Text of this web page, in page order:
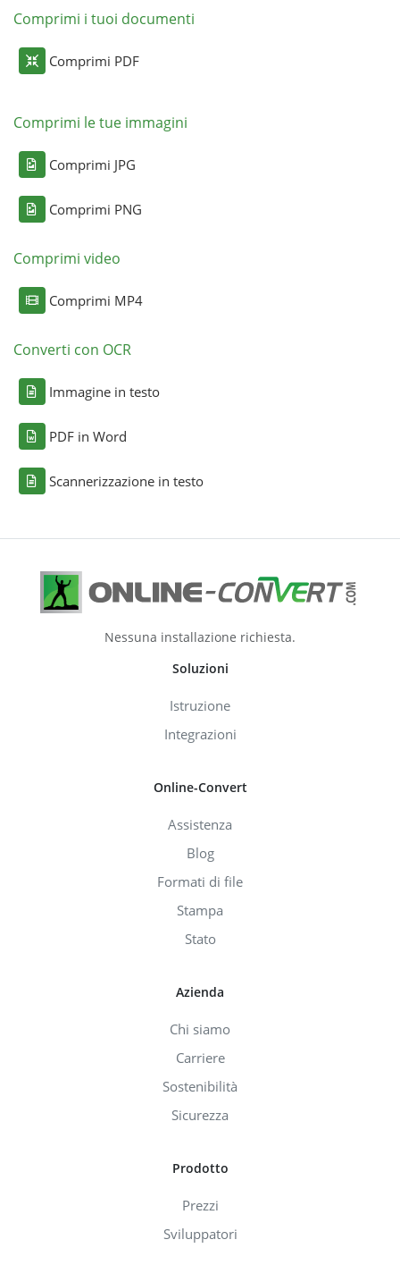
Comprimi i tuoi documenti
Comprimi PDF
Comprimi le tue immagini
Comprimi JPG
Comprimi PNG
Comprimi video
Comprimi MP4
Converti con OCR
Immagine in testo
PDF in Word
Scannerizzazione in testo
Nessuna installazione richiesta.
Soluzioni
Istruzione
Integrazioni
Online-Convert
Assistenza
Blog
Formati di file
Stampa
Stato
Azienda
Chi siamo
Carriere
Sostenibilità
Sicurezza
Prodotto
Prezzi
Sviluppatori